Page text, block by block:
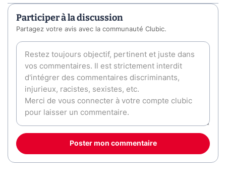
Participer à la discussion
Partagez votre avis avec la communauté Clubic.
Poster mon commentaire